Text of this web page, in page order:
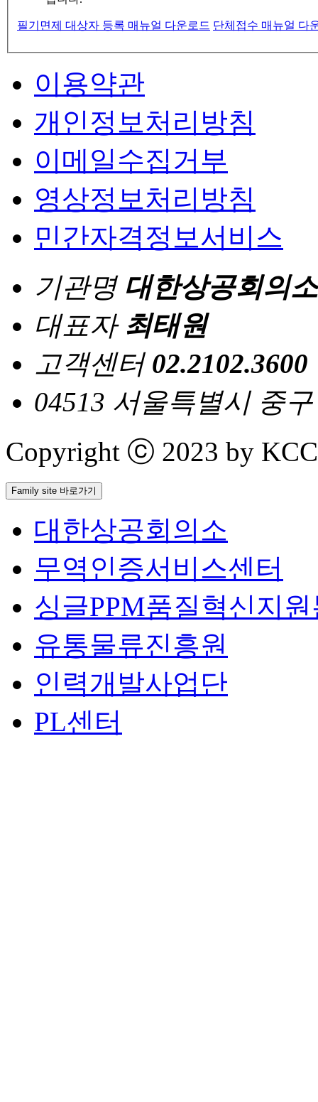
필기면제 대상자 등록 매뉴얼 다운로드 단체접수 매뉴얼 다
이용약관
개인정보처리방침
이메일수집거부
영상정보처리방침
민간자격정보서비스
기관명 대한상공회의소
대표자 최태원
고객센터 02.2102.3600
04513 서울특별시 중
Copyright ⓒ 2023 by
Family site 바로가기
대한상공회의소
무역인증서비스센터
싱글PPM품질혁신지
유통물류진흥원
인력개발사업단
PL센터